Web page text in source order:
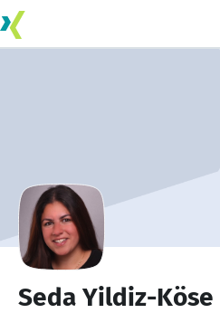
Seda Yildiz-Köse